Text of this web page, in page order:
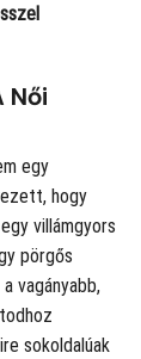
Női
egy
hogy
villámgyors
pörgős
vagányabb,
sokoldalúak